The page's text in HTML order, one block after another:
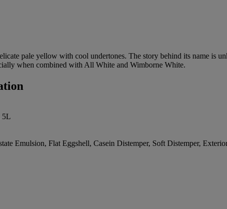
pale yellow with cool undertones. The story behind its name is
when combined with All White and Wimborne White.
5L
Emulsion, Flat Eggshell, Casein Distemper, Soft Distemper,